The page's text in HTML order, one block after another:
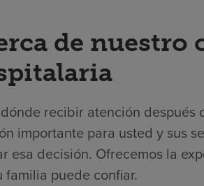
de
recibir atención después
importante para usted y sus
esa decisión. Ofrecemos la
familia puede confiar.